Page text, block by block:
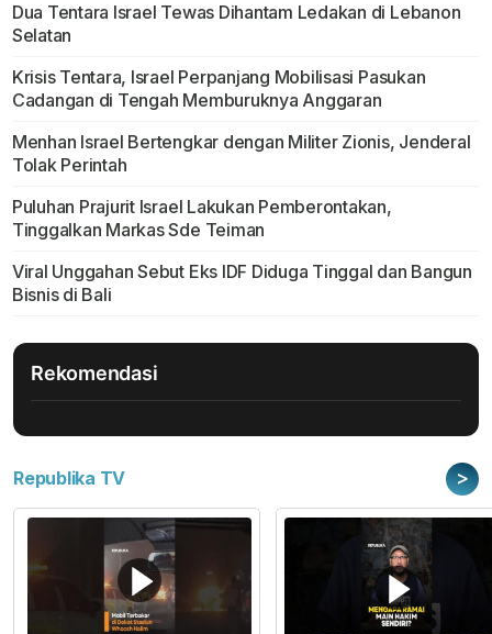
Dua Tentara Israel Tewas Dihantam Ledakan di Lebanon
Selatan
Krisis Tentara, Israel Perpanjang Mobilisasi Pasukan
Cadangan di Tengah Memburuknya Anggaran
Menhan Israel Bertengkar dengan Militer Zionis, Jenderal
Tolak Perintah
Puluhan Prajurit Israel Lakukan Pemberontakan,
Tinggalkan Markas Sde Teiman
Viral Unggahan Sebut Eks IDF Diduga Tinggal dan Bangun
Bisnis di Bali
Rekomendasi
Republika TV >